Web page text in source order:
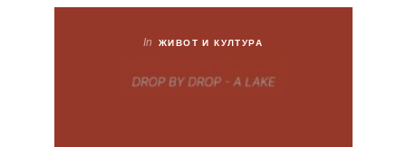
In ЖИВОТ И КУЛТУРА